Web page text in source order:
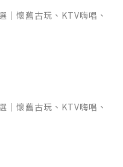
｜懷舊古玩、KTV嗨唱、
｜懷舊古玩、KTV嗨唱、